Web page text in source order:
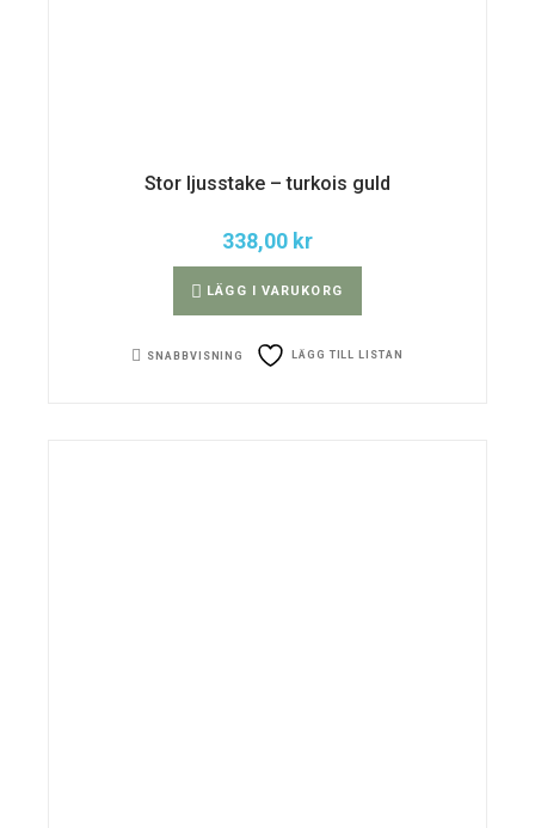
Stor ljusstake – turkois guld
338,00 kr
LÄGG I VARUKORG
SNABBVISNING LÄGG TILL LISTAN